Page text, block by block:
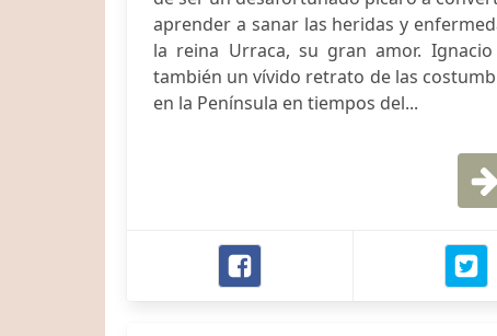
aprender a sanar las heridas y
la reina Urraca, su gran amor.
también un vívido retrato de las
en la Península en tiempos del...